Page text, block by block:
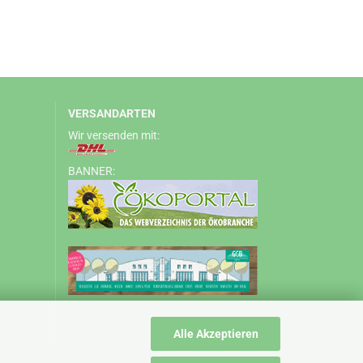
Alle Akzeptieren
VERSANDARTEN
Wir versenden mit:
BANNER: